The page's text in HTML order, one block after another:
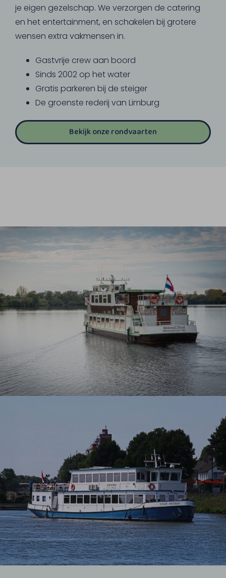
je eigen gezelschap. We verzorgen de catering
en het entertainment, en schakelen bij grotere
wensen extra vakmensen in.
Gastvrije crew aan boord
Sinds 2002 op het water
Gratis parkeren bij de steiger
De groenste rederij van Limburg
Bekijk onze rondvaarten